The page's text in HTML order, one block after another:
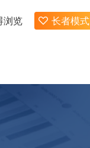
浏览 长者模式